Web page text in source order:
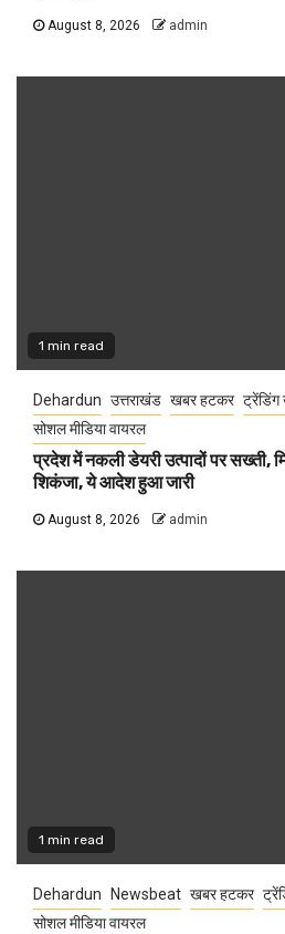
August 8, 2026 admin
1 min read
Dehardun उत्तराखंड खबर हटकर
सोशल मीडिया वायरल
प्रदेश में नकली डेयरी उत्पादों पर सख्ती,
शिकंजा, ये आदेश हुआ जारी
August 8, 2026 admin
1 min read
Dehardun Newsbeat खबर हटकर
सोशल मीडिया वायरल